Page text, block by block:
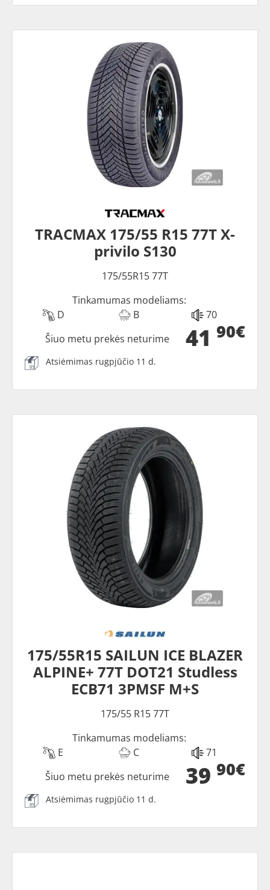
TRACMAX 175/55 R15 77T X-
privilo S130
175/55R15 77T
Tinkamumas modeliams:
D
B 70
41 90€
Šiuo metu prekės neturime
Atsiėmimas rugpjūčio 11 d.
175/55R15 SAILUN ICE BLAZER
ALPINE+ 77T DOT21 Studless
ECB71 3PMSF M+S
175/55 R15 77T
Tinkamumas modeliams:
E
C 71
39 90€
Šiuo metu prekės neturime
Atsiėmimas rugpjūčio 11 d.